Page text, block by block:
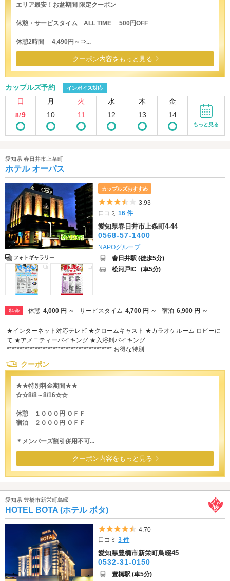
エリア最安！お盆期間 限定クーポン
休憩・サービスタイム ALL TIME 500円OFF
休憩2時間 4,490円～⇒...
クーポン内容をもっと見る
カップルズ予約 インボイス対応
日 月 火 水 木 金
8/9 10 11 12 13 14
もっと見る
愛知県 春日井市上条町
ホテル オーパス
フォトギャラリー
カップルズおすすめ
5つ星のうち3.5
3.93
口コミ16 件
愛知県春日井市上条町4-44
0568-57-1400
NAPOグループ
春日井駅 (徒歩5分)
松河戸IC (車5分)
料金 休憩 4,000 円 ～ サービスタイム 4,700 円 ～ 宿泊 6,900 円 ～
★インターネット対応テレビ ★クロームキャスト ★カラオケルーム ロビーに
て ★アメニティーバイキング ★入浴剤バイキング
***************************************** お得な特別...
クーポン
★★特別料金期間★★
☆☆8/8～8/16☆☆
休憩 １０００円 ＯＦＦ
宿泊 ２０００円 ＯＦＦ
＊メンバーズ割引併用不可...
クーポン内容をもっと見る
愛知県 豊橋市新栄町鳥畷
HOTEL BOTA (ホテル ボタ)
5つ星のうち4.5
4.70
口コミ3 件
愛知県豊橋市新栄町鳥畷45
0532-31-0150
豊橋駅 (車5分)